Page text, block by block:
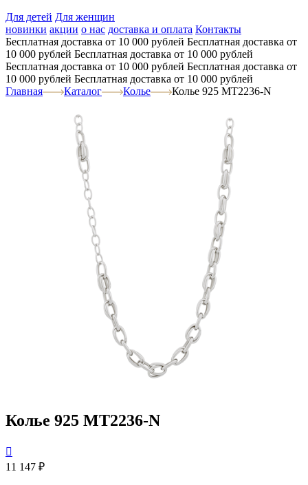
Для детей Для женщин
новинки акции о нас доставка и оплата Контакты
Бесплатная доставка от 10 000 рублей Бесплатная доставка от
10 000 рублей Бесплатная доставка от 10 000 рублей
Бесплатная доставка от 10 000 рублей Бесплатная доставка от
10 000 рублей Бесплатная доставка от 10 000 рублей
Главная
Каталог Колье Колье 925 MT2236-N
Колье 925 MT2236-N

11 147 ₽